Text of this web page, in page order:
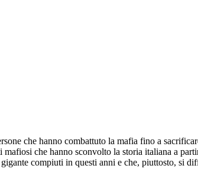
che hanno combattuto la mafia fino a
che hanno sconvolto la storia italiana a
compiuti in questi anni e che, piuttosto, si